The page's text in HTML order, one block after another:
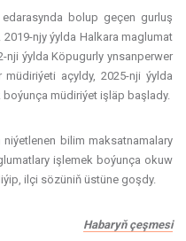
bolup geçen gurluş
njy ýylda Halkara maglumat
nji ýylda Köpugurly ynsanperwer
açyldy, 2025-nji ýylda
müdiriýet işläp başlady.
bilim maksatnamalary
işlemek boýunça okuw
ilçi sözüniň üstüne goşdy.
Habaryň çeşmesi